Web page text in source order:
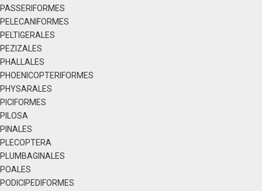
PASSERIFORMES
PELECANIFORMES
PELTIGERALES
PEZIZALES
PHALLALES
PHOENICOPTERIFORMES
PHYSARALES
PICIFORMES
PILOSA
PINALES
PLECOPTERA
PLUMBAGINALES
POALES
PODICIPEDIFORMES